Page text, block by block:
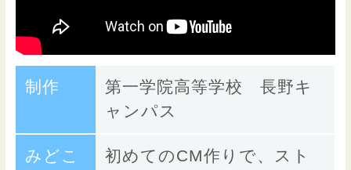
制作
第一学院高等学校 長野キ
ャンパス
みどこ
初めてのCM作りで、スト